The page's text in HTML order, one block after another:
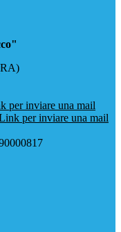
per inviare una mail
per inviare una mail